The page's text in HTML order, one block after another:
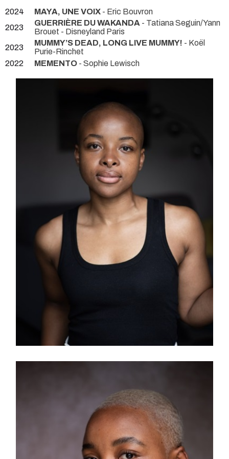
2024 MAYA, UNE VOIX - Eric Bouvron
2023
GUERRIÈRE DU WAKANDA - Tatiana Seguin/Yann
Brouet - Disneyland Paris
2023
MUMMY’S DEAD, LONG LIVE MUMMY! - Koël
Purie-Rinchet
2022
MEMENTO - Sophie Lewisch